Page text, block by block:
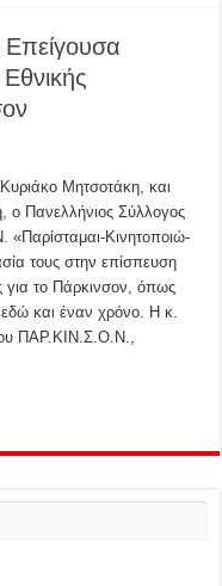
Μητσοτάκη, και
ο Πανελλήνιος Σύλλογος
Κινητοποιώ-
τους στην επίσπευση
για το Πάρκινσον, όπως
εδώ και έναν χρόνο. Η κ.
ΠΑΡ.ΚΙΝ.Σ.Ο.Ν.,